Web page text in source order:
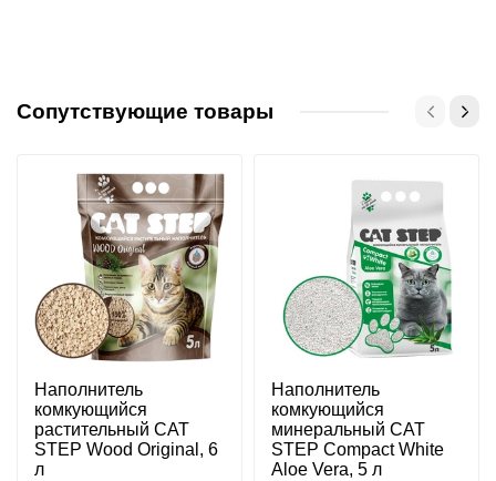
Сопутствующие товары
Наполнитель
комкующийся
растительный CAT
STEP Wood Original, 6
л
Наполнитель
комкующийся
минеральный CAT
STEP Compact White
Aloe Vera, 5 л